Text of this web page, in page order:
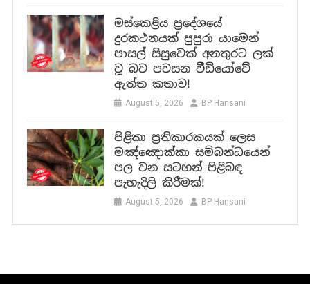
මස්කෙළිය ප්‍රදේශයේ
දුරකථනයක් පුපුරා යාමෙන්
පාසල් සිසුවෙක් අනතුරට ලක්
වූ බව පවසන වීඩියෝවේ
ඇත්ත කතාව!
August 5, 2026 BP Hansani
පිළිකා ප්‍රතිකාරකයක් ලෙස
මඤ්ඤොක්කා සම්බන්ධයෙන්
පල වන සටහන් පිළිබඳ
පැහැදිලි කිරීමක්!
August 5, 2026 BP Hansani